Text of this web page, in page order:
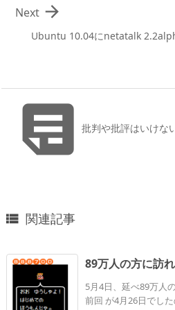
Ubuntu 10.04にnetatalk

Next
批判や批評はいけな
 関連記事
89万人の方に訪
5月4日、延べ89万人
前回 が4月26日でし